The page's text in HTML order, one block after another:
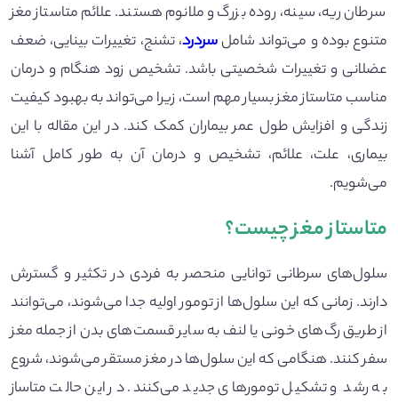
سرطان ریه، سینه، روده بزرگ و ملانوم هستند. علائم متاستاز مغز
متنوع بوده و می‌تواند شاملسردرد، تشنج، تغییرات بینایی، ضعف
عضلانی و تغییرات شخصیتی باشد. تشخیص زود هنگام و درمان
مناسب متاستاز مغز بسیار مهم است، زیرا می‌تواند به بهبود کیفیت
زندگی و افزایش طول عمر بیماران کمک کند. در این مقاله با این
بیماری، علت، علائم، تشخیص و درمان آن به طور کامل آشنا
می‌شویم.
متاستاز مغز چیست؟
سلول‌های سرطانی توانایی منحصر به فردی در تکثیر و گسترش
دارند. زمانی که این سلول‌ها از تومور اولیه جدا می‌شوند، می‌توانند
از طریق رگ‌های خونی یا لنف به سایر قسمت‌های بدن از جمله مغز
سفر کنند. هنگامی که این سلول‌ها در مغز مستقر می‌شوند، شروع
به رشد و تشکیل تومورهای جدید می‌کنند. در این حالت متاساز